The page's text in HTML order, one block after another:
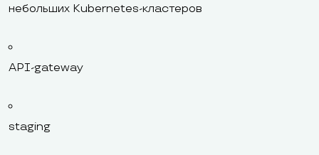
небольших Kubernetes-кластеров
API-gateway
staging